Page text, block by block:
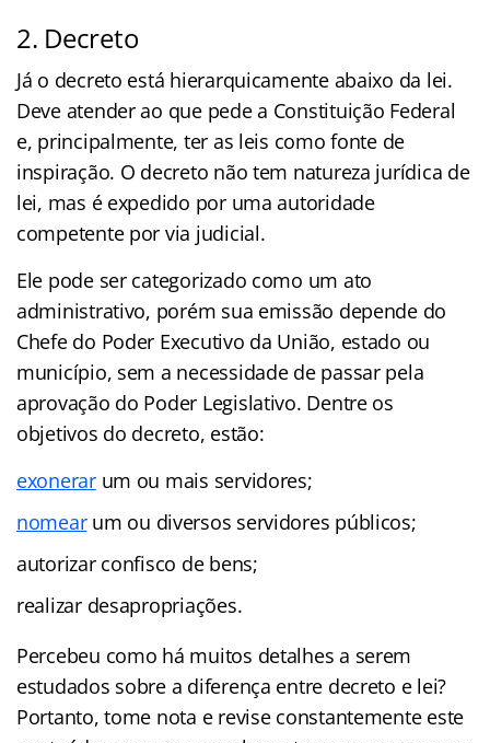
2. Decreto
Já o decreto está hierarquicamente abaixo da lei.
Deve atender ao que pede a Constituição Federal
e, principalmente, ter as leis como fonte de
inspiração. O decreto não tem natureza jurídica de
lei, mas é expedido por uma autoridade
competente por via judicial.
Ele pode ser categorizado como um ato
administrativo, porém sua emissão depende do
Chefe do Poder Executivo da União, estado ou
município, sem a necessidade de passar pela
aprovação do Poder Legislativo. Dentre os
objetivos do decreto, estão:
exonerarum ou mais servidores;
nomearum ou diversos servidores públicos;
autorizar confisco de bens;
realizar desapropriações.
Percebeu como há muitos detalhes a serem
estudados sobre a diferença entre decreto e lei?
Portanto, tome nota e revise constantemente este